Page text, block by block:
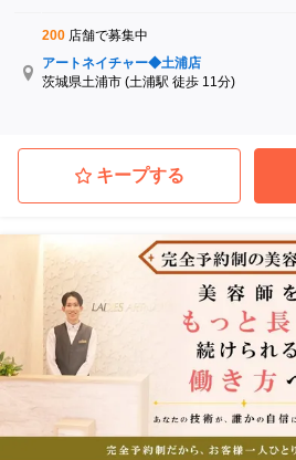
200 店舗で募集中
アートネイチャー◆土浦店
茨城県土浦市 (土浦駅 徒歩 11分)
アートネイチャー◆前橋店
群馬県前橋市
(前橋駅 徒歩 6分)
アートネイチャー◆大宮店
埼玉県さいたま市大宮区 (大宮駅 徒歩 4分)
群馬県高崎市
(高崎駅 徒歩 7分)
アートネイチャー◆熊谷店
埼玉県熊谷市
(熊谷駅 徒歩 3分)
...他
キープする